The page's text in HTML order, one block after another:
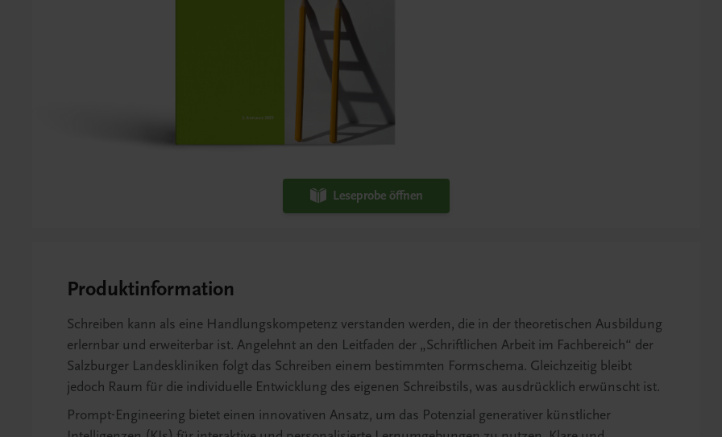
Leseprobe öffnen
Produktinformation
Schreiben kann als eine Handlungskompetenz verstanden werden, die in der theoretischen Ausbildung
erlernbar und erweiterbar ist. Angelehnt an den Leitfaden der „Schriftlichen Arbeit im Fachbereich“ der
Salzburger Landeskliniken folgt das Schreiben einem bestimmten Formschema. Gleichzeitig bleibt
jedoch Raum für die individuelle Entwicklung des eigenen Schreibstils, was ausdrücklich erwünscht ist.
Prompt-Engineering bietet einen innovativen Ansatz, um das Potenzial generativer künstlicher